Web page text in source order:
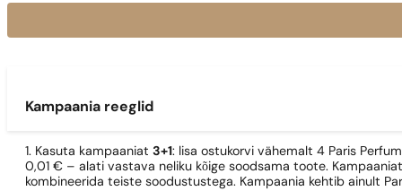
Kampaania reeglid
1. Kasuta kampaaniat 3+1: lisa ostukorvi vähemalt 4 Paris
0,01 € – alati vastava neliku kõige soodsama toote.
kombineerida teiste soodustustega. Kampaania kehtib ainult